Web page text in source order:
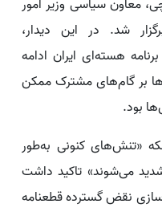
معاون سیاسی وزیر امور
شد. در این دیدار،
هسته‌ای ایران ادامه
بر گام‌های مشترک ممکن
بود.
«تنش‌های کنونی به‌طور
می‌شوند» تاکید داشت
نقض‌ گسترده قطعنامه